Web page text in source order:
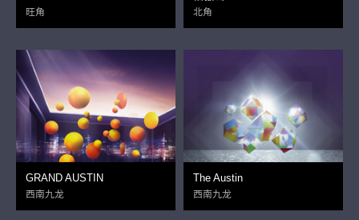
旺角 北角
GRAND AUSTIN
西南九龙
The Austin
西南九龙